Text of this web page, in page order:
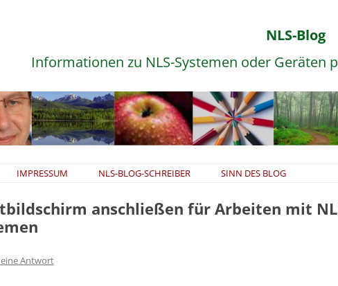
NLS-Blog
Informationen zu NLS-Systemen oder
IMPRESSUM NLS-BLOG-SCHREIBER SINN DES BLOG
anschließen für Arbeiten mit
Antwort